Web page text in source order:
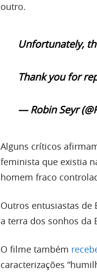
outro.
Unfortunately,
Thank you for
— Robin Seyr
Alguns críticos
feminista que existia
homem fraco
Outros entusiastas
a terra dos sonhos da
O filme também
caracterizações